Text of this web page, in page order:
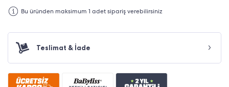
Bu üründen maksimum 1 adet sipariş verebilirsiniz
Teslimat & İade